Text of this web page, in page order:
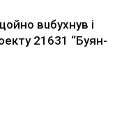
вuбуxнув i
21631 “Буян-